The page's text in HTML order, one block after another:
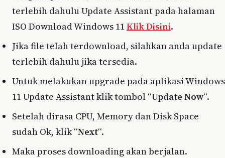
terlebih dahulu Update Assistant pada halaman
ISO Download Windows 11Klik Disini.
Jika file telah terdownload, silahkan anda update
terlebih dahulu jika tersedia.
Untuk melakukan upgrade pada aplikasi Windows
11 Update Assistant klik tombol “Update Now“.
Setelah dirasa CPU, Memory dan Disk Space
sudah Ok, klik “Next“.
Maka proses downloading akan berjalan.